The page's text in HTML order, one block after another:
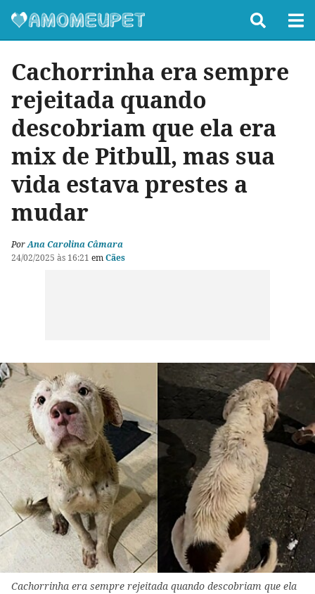
Cachorrinha era sempre
rejeitada quando
descobriam que ela era
mix de Pitbull, mas sua
vida estava prestes a
mudar
PorAna Carolina Câmara
24/02/2025 às 16:21 emCães
Cachorrinha era sempre rejeitada quando descobriam que ela